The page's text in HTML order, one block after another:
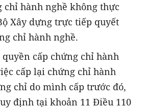
chỉ hành nghề không thực
Xây dựng trực tiếp quyết
chỉ hành nghề.
quyền cấp chứng chỉ hành
cấp lại chứng chỉ hành
chỉ do mình cấp trước đó,
định tại khoản 11 Điều 110